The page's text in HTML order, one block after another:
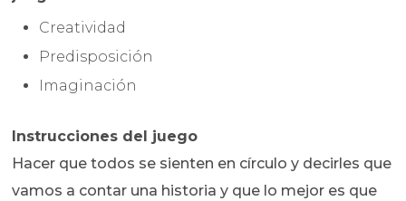
Creatividad
Predisposición
Imaginación
Instrucciones del juego
Hacer que todos se sienten en círculo y decirles que
vamos a contar una historia y que lo mejor es que